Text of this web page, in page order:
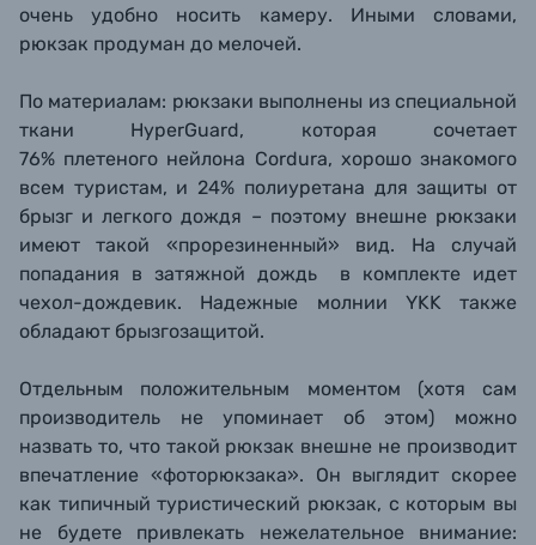
очень удобно носить камеру. Иными словами,
рюкзак продуман до мелочей.
По материалам: рюкзаки выполнены из специальной
ткани HyperGuard, которая сочетает
76% плетеного нейлона Cordura, хорошо знакомого
всем туристам, и 24% полиуретана для защиты от
брызг и легкого дождя – поэтому внешне рюкзаки
имеют такой «прорезиненный» вид. На случай
попадания в затяжной дождь в комплекте идет
чехол-дождевик. Надежные молнии YKK также
обладают брызгозащитой.
Отдельным положительным моментом (хотя сам
производитель не упоминает об этом) можно
назвать то, что такой рюкзак внешне не производит
впечатление «фоторюкзака». Он выглядит скорее
как типичный туристический рюкзак, с которым вы
не будете привлекать нежелательное внимание: